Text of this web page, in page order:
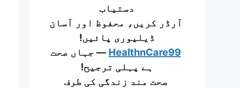
دستیاب
آرڈر کریں، محفوظ اور آسان
ڈیلیوری پائیں!
HealthnCare99 — جہاں صحت
ہے پہلی ترجیح!
صحت مند زندگی کی طرف